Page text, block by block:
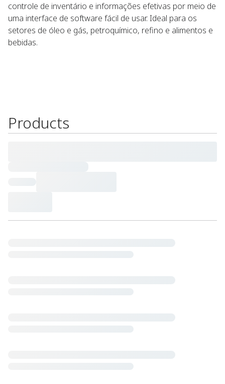
controle de inventário e informações efetivas por meio de
uma interface de software fácil de usar. Ideal para os
setores de óleo e gás, petroquímico, refino e alimentos e
bebidas.​
energia e
temperatura
de nível de
o acesso
móvel ao
de dados
aplicações
contra
de gás
de dados
o
de pressão
de gás
Products